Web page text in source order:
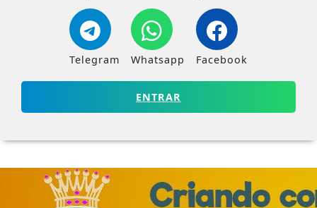
Telegram Whatsapp Facebook
ENTRAR